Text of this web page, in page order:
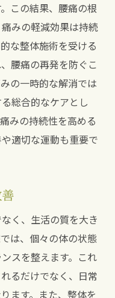
体院の比較
を見つけるコツ
を根本から改善す
ための選択肢
介
の秘密
この結果、腰痛の根
みの軽減効果は持続
な整体施術を受ける
腰痛の再発を防ぐこ
の一時的な解消では
総合的なケアとし
みの持続性を高める
適切な運動も重要で
く、生活の質を大き
は、個々の体の状態
スを整えます。これ
るだけでなく、日常
ます。また、整体を